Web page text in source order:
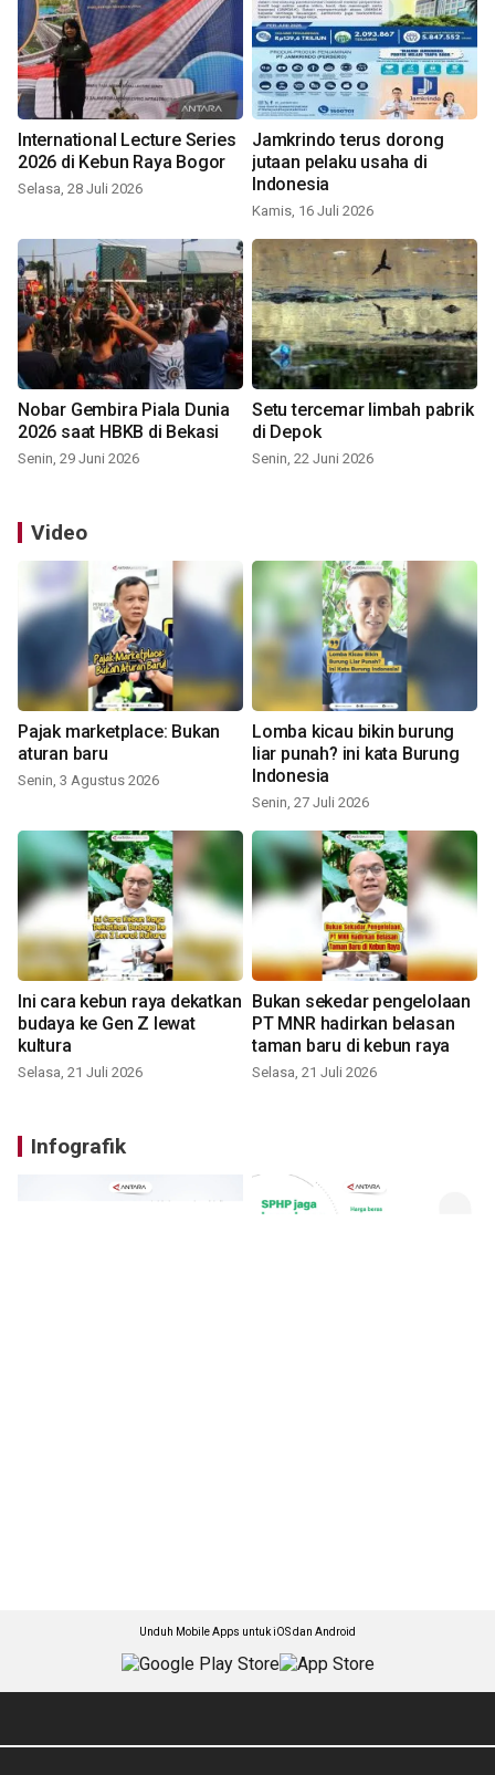
International Lecture Series
2026 di Kebun Raya Bogor
Selasa, 28 Juli 2026
Jamkrindo terus dorong
jutaan pelaku usaha di
Indonesia
Kamis, 16 Juli 2026
Nobar Gembira Piala Dunia
2026 saat HBKB di Bekasi
Senin, 29 Juni 2026
Setu tercemar limbah pabrik
di Depok
Senin, 22 Juni 2026
Video
Pajak marketplace: Bukan
aturan baru
Senin, 3 Agustus 2026
Lomba kicau bikin burung
liar punah? ini kata Burung
Indonesia
Senin, 27 Juli 2026
Ini cara kebun raya dekatkan
budaya ke Gen Z lewat
kultura
Selasa, 21 Juli 2026
Bukan sekedar pengelolaan
PT MNR hadirkan belasan
taman baru di kebun raya
Selasa, 21 Juli 2026
Infografik
Unduh Mobile Apps untuk iOS dan Android